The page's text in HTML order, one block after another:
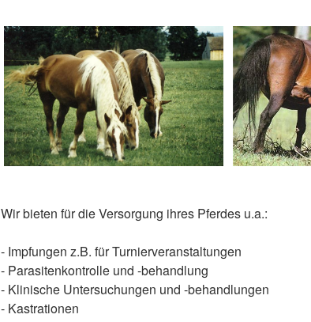
Wir bieten für die Versorgung ihres Pferdes u.a.:
- Impfungen z.B. für Turnierveranstaltungen
- Parasitenkontrolle und -behandlung
- Klinische Untersuchungen und -behandlungen
- Kastrationen